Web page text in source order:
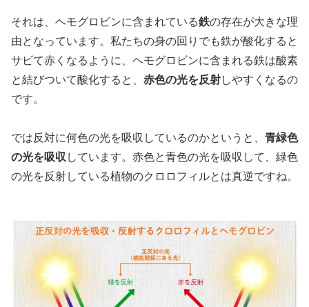
それは、ヘモグロビンに含まれている鉄の存在が大きな理
由となっています。私たちの身の回りでも鉄が酸化すると
サビて赤くなるように、ヘモグロビンに含まれる鉄は酸素
と結びついて酸化すると、 赤色の光を反射しやすくなるの
です。
では反対に何色の光を吸収しているのかというと、 青緑色
の光を吸収 しています。赤色と青色の光を吸収して、緑色
の光を反射している植物のクロロフィルとは真逆ですね。